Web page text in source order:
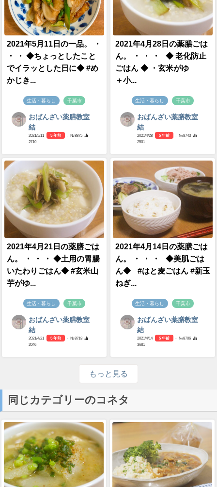
2021年5月11日の一品。 ・
・ ・ ◆ちょっとしたこと
でイラッとした日に◆ #め
かじき...
生活・暮らし 千葉市
おばんざい薬膳教室
結
2021/5/11 5 年前
- №8875
2710
2021年4月28日の薬膳ごは
ん。 ・ ・ ・ ◆ 老化防止
ごはん ◆ ・玄米がゆ
＋小...
生活・暮らし 千葉市
おばんざい薬膳教室
結
2021/4/28 5 年前
- №8743
2501
2021年4月21日の薬膳ごは
ん。 ・ ・ ・ ◆土用の胃腸
いたわりごはん◆ #玄米山
芋がゆ...
生活・暮らし 千葉市
おばんざい薬膳教室
結
2021/4/21 5 年前
- №8718
2046
2021年4月14日の薬膳ごは
ん。 ・ ・ ・ ◆美肌ごは
ん◆ #はと麦ごはん #新玉
ねぎ...
生活・暮らし 千葉市
おばんざい薬膳教室
結
2021/4/14 5 年前
- №8706
3681
もっと見る
同じカテゴリーのコネタ